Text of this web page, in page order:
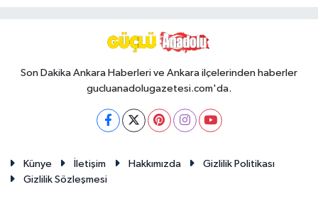
Son Dakika Ankara Haberleri ve Ankara ilçelerinden haberler
gucluanadolugazetesi.com'da.
Künye İletişim Hakkımızda
Gizlilik Politikası
Gizlilik Sözleşmesi